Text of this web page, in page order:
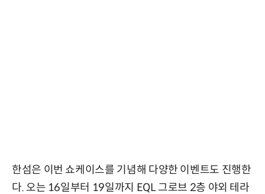
한섬은 이번 쇼케이스를 기념해 다양한 이벤트도 진행한
다. 오는 16일부터 19일까지 EQL 그로브 2층 야외 테라